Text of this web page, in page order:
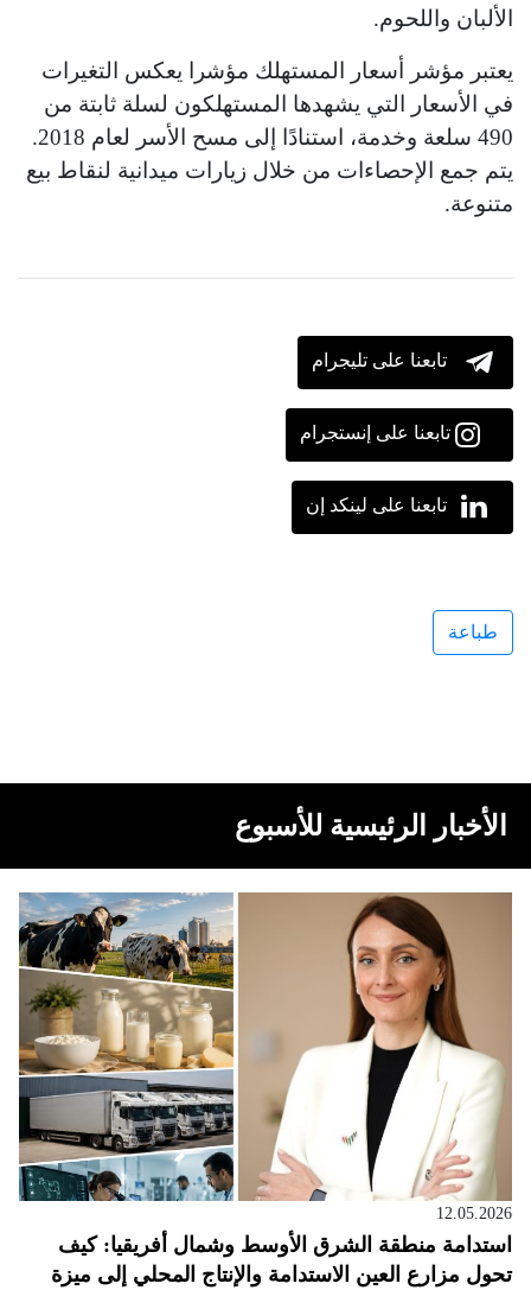
الألبان واللحوم.
يعتبر مؤشر أسعار المستهلك مؤشرا يعكس التغيرات
في الأسعار التي يشهدها المستهلكون لسلة ثابتة من
490 سلعة وخدمة، استنادًا إلى مسح الأسر لعام 2018.
يتم جمع الإحصاءات من خلال زيارات ميدانية لنقاط بيع
متنوعة.
تابعنا على تليجرام
تابعنا على إنستجرام
تابعنا على لينكد إن
طباعة
الأخبار الرئيسية للأسبوع
12.05.2026
استدامة منطقة الشرق الأوسط وشمال أفريقيا: كيف
تحول مزارع العين الاستدامة والإنتاج المحلي إلى ميزة